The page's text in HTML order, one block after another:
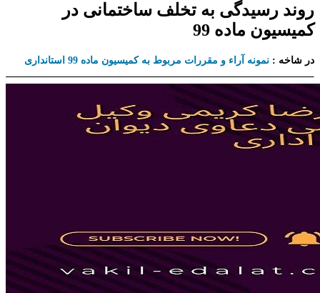
روند رسیدگی به تخلف ساختمانی در
کمیسیون ماده 99
در شاخه : نمونه آراء و مقررات مربوط به کمیسیون ماده 99 استانداری